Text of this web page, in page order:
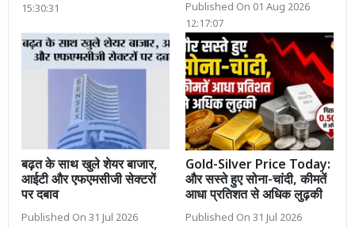
15:30:31
Published On 01 Aug 2026
12:17:07
बढ़त के साथ खुले शेयर बाजार,
आईटी और एफएमसीजी सेक्टरों
पर दबाव
Published On 31 Jul 2026
Gold-Silver Price Today:
और सस्ते हुए सोना-चांदी, कीमतें
आधा प्रतिशत से अधिक लुढ़की
Published On 31 Jul 2026